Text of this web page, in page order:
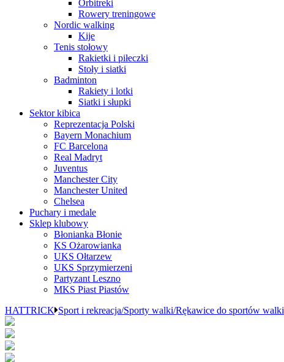
Orbitreki
Rowery treningowe
Nordic walking
Kije
Tenis stołowy
Rakietki i piłeczki
Stoły i siatki
Badminton
Rakiety i lotki
Siatki i słupki
Sektor kibica
Reprezentacja Polski
Bayern Monachium
FC Barcelona
Real Madryt
Juventus
Manchester City
Manchester United
Chelsea
Puchary i medale
Sklep klubowy
Błonianka Błonie
KS Ożarowianka
UKS Ołtarzew
UKS Sprzymierzeni
Partyzant Leszno
MKS Piast Piastów
HATTRICK Sport i rekreacja/Sporty walki/Rękawice do sportów walki